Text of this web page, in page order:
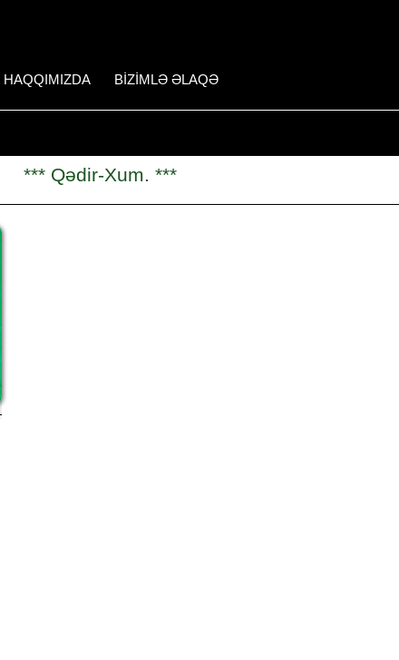
HAQQIMIZDA BİZİMLƏ ƏLAQƏ
*** Qədir-Xum. ***